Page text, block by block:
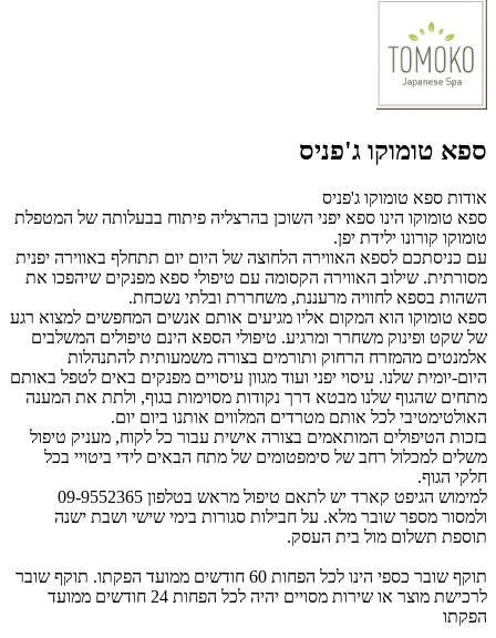
ספא טומוקו ג'פניס
אודות ספא טומוקו ג'פניס
ספא טומוקו הינו ספא יפני השוכן בהרצליה פיתוח בבעלותה של המטפלת
טומוקו קורונו ילידת יפן.
עם כניסתכם לספא האווירה הלחוצה של היום יום תתחלף באווירה יפנית
מסורתית. שילוב האווירה הקסומה עם טיפולי ספא מפנקים שיהפכו את
השהות בספא לחוויה מרעננת, משחררת ובלתי נשכחת.
ספא טומוקו הוא המקום אליו מגיעים אותם אנשים המחפשים למצוא רגע
של שקט ופינוק משחרר ומרגיע. טיפולי הספא הינם טיפולים המשלבים
אלמנטים מהמזרח הרחוק ותורמים בצורה משמעותית להתנהלות
היום-יומית שלנו. עיסוי יפני ועוד מגוון עיסויים מפנקים באים לטפל באותם
מתחים שהגוף שלנו מבטא דרך נקודות מסוימות בגוף, ולתת את המענה
האולטימטיבי לכל אותם מטרדים המלווים אותנו ביום יום.
בזכות הטיפולים המותאמים בצורה אישית עבור כל לקוח, מעניק טיפול
משלים למכלול רחב של סימפטומים של מתח הבאים לידי ביטויי בכל
חלקי הגוף.
למימוש הגיפט קארד יש לתאם טיפול מראש בטלפון 09-9552365
ולמסור מספר שובר מלא. על חבילות סגורות בימי שישי ושבת ישנה
תוספת תשלום מול בית העסק.
תוקף שובר כספי הינו לכל הפחות 60 חודשים ממועד הפקתו. תוקף שובר
לרכישת מוצר או שירות מסויים יהיה לכל הפחות 24 חודשים ממועד
הפקתו